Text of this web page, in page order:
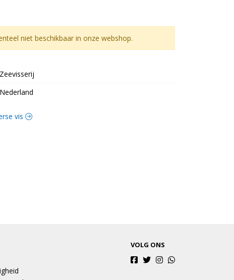
niet beschikbaar in onze webshop.
Zeevisserij
Nederland
vis
VOLG ONS